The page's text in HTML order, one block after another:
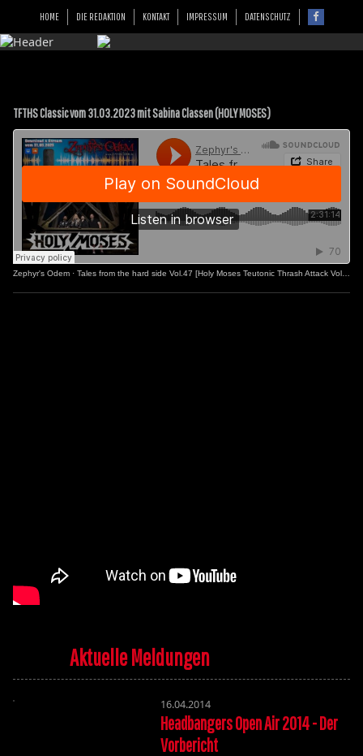
HOME DIE REDAKTION KONTAKT IMPRESSUM DATENSCHUTZ
TFTHS Classic vom 31.03.2023 mit Sabina Classen (HOLY MOSES)
Zephyr's Odem · Tales from the hard side Vol.47 [Holy Moses Teutonic Thrash Attack Vol.2]
Aktuelle Meldungen
16.04.2014
Headbangers Open Air 2014 - Der
Vorbericht